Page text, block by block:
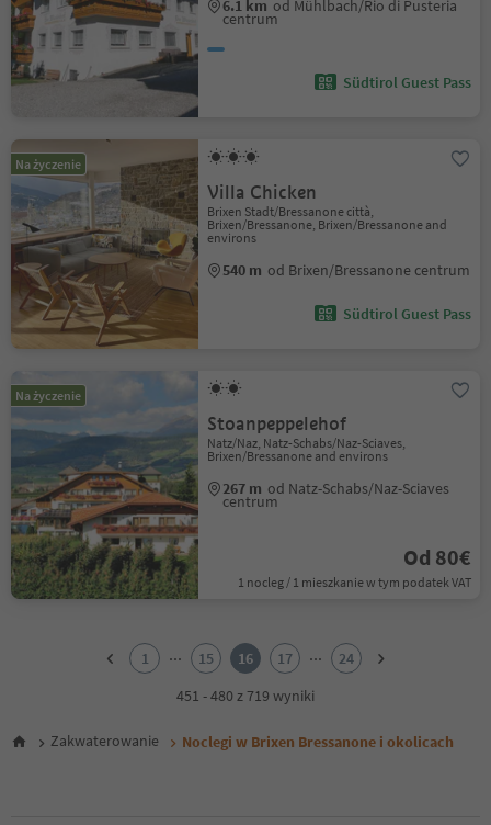
6.1 km od Mühlbach/Rio di Pusteria
centrum
Südtirol Guest Pass
Na życzenie
Villa Chicken
Brixen Stadt/Bressanone città,
Brixen/Bressanone, Brixen/Bressanone and
environs
540 m od Brixen/Bressanone centrum
Südtirol Guest Pass
Na życzenie
Stoanpeppelehof
Natz/Naz, Natz-Schabs/Naz-Sciaves,
Brixen/Bressanone and environs
267 m od Natz-Schabs/Naz-Sciaves
centrum
Od 80€
1 nocleg / 1 mieszkanie w tym podatek VAT
6
1 ... 15 16 17 ...
24
451 - 480 z 719 wyniki
Zakwaterowanie Noclegi w Brixen Bressanone i okolicach